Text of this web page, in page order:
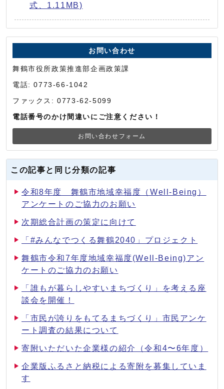
式、1.11MB)
お問い合わせ
舞鶴市役所政策推進部企画政策課
電話: 0773-66-1042
ファックス: 0773-62-5099
電話番号のかけ間違いにご注意ください！
お問い合わせフォーム
この記事と同じ分類の記事
令和8年度 舞鶴市地域幸福度（Well-Being）
アンケートのご協力のお願い
次期総合計画の策定に向けて
「#みんなでつくる舞鶴2040」プロジェクト
舞鶴市令和7年度地域幸福度(Well-Being)アン
ケートのご協力のお願い
「誰もが暮らしやすいまちづくり」を考える座
談会を開催！
「市民が誇りをもてるまちづくり」市民アンケ
ート調査の結果について
寄附いただいた企業様の紹介（令和4〜6年度）
企業版ふるさと納税による寄附を募集していま
す